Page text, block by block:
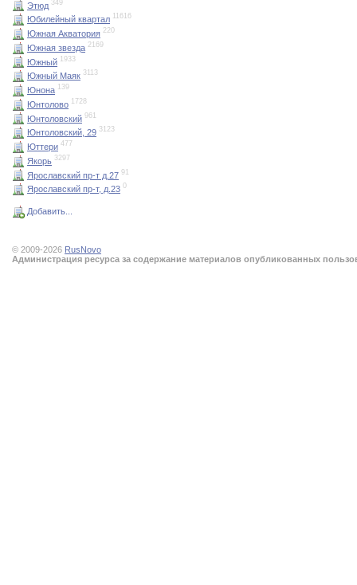
Этюд 349
Юбилейный квартал 11616
Южная Акватория 220
Южная звезда 2169
Южный 1933
Южный Маяк 3113
Юнона 139
Юнтолово 1728
Юнтоловский 961
Юнтоловский, 29 3123
Юттери 477
Якорь 3297
Ярославский пр-т д.27 91
Ярославский пр-т, д.23 0
Добавить...
© 2009-2026 RusNovo
Администрация ресурса за содержание материалов опубликованных